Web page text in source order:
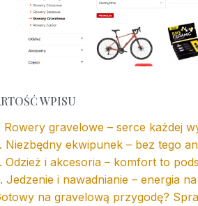
WPISU
Rowery gravelowe – serce każdej
Niezbędny ekwipunek – bez tego
Odzież i akcesoria – komfort to
Jedzenie i nawadnianie – energia
na gravelową przygodę?